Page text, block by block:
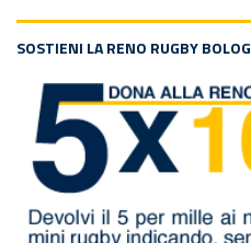
SOSTIENI LA RENO RUGBY